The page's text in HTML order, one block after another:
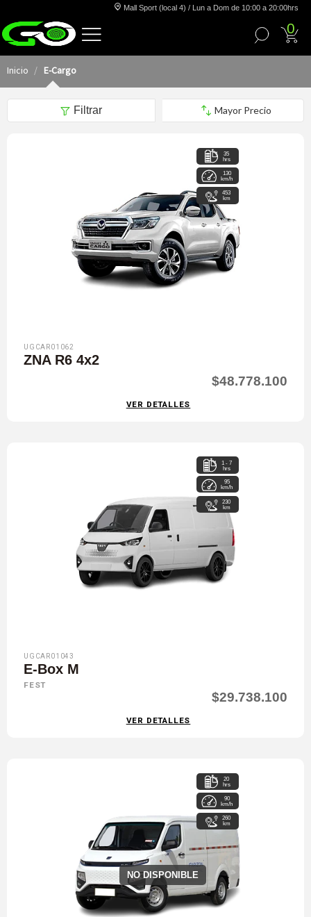
Mall Sport (local 4) / Lun a Dom de 10:00 a 20:00hrs
0
Inicio E-Cargo
Filtrar
35
hrs
130
km/h
453
km
UGCAR01062
ZNA R6 4x2
$48.778.100
VER DETALLES
1 - 7
hrs
95
km/h
230
km
UGCAR01043
E-Box M
FEST
$29.738.100
VER DETALLES
NO DISPONIBLE
20
hrs
90
km/h
260
km